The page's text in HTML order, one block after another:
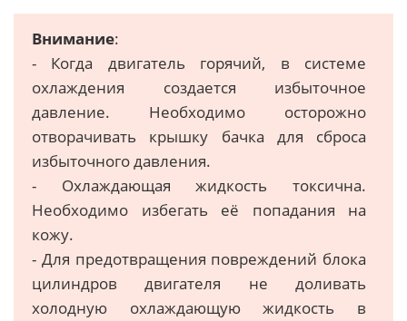
Внимание:
- Когда двигатель горячий, в системе
охлаждения создается избыточное
давление. Необходимо осторожно
отворачивать крышку бачка для сброса
избыточного давления.
- Охлаждающая жидкость токсична.
Необходимо избегать её попадания на
кожу.
- Для предотвращения повреждений блока
цилиндров двигателя не доливать
холодную охлаждающую жидкость в